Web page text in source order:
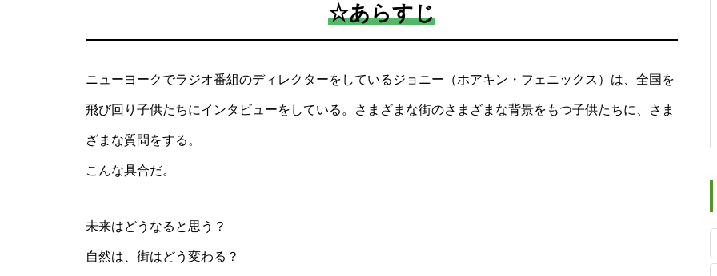
☆あらすじ
ニューヨークでラジオ番組のディレクターをしているジョニー（ホアキン・フェニックス）は、全国を
飛び回り子供たちにインタビューをしている。さまざまな街のさまざまな背景をもつ子供たちに、さま
ざまな質問をする。
こんな具合だ。
未来はどうなると思う？
自然は、街はどう変わる？